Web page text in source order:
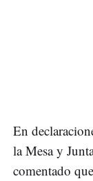
En
la Mesa y
comentado